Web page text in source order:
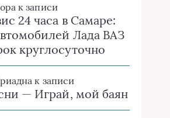
к записи
24 часа в Самаре:
Лада ВАЗ
круглосуточно
к записи
— Играй, мой баян